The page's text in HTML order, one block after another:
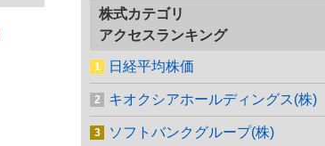
株式カテゴリ
アクセスランキング
日経平均株価
キオクシアホールディングス(株)
ソフトバンクグループ(株)